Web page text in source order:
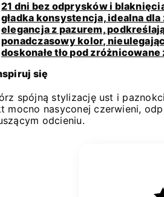
21 dni bez odprysków i
gładka konsystencja, idealna
elegancja z pazurem,
ponadczasowy kolor,
doskonałe tło pod
się
spójną stylizację ust i
mocno nasyconej czerwieni,
odcieniu.